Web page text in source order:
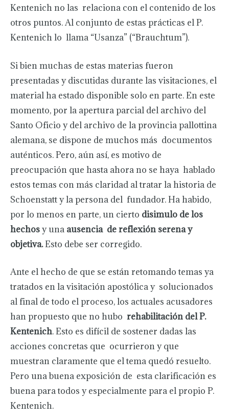
Kentenich no las relaciona con el contenido de los
otros puntos. Al conjunto de estas prácticas el P.
Kentenich lo llama “Usanza” (“Brauchtum”).
Si bien muchas de estas materias fueron
presentadas y discutidas durante las visitaciones, el
material ha estado disponible solo en parte. En este
momento, por la apertura parcial del archivo del
Santo Oficio y del archivo de la provincia pallottina
alemana, se dispone de muchos más documentos
auténticos. Pero, aún así, es motivo de
preocupación que hasta ahora no se haya hablado
estos temas con más claridad al tratar la historia de
Schoenstatt y la persona del fundador. Ha habido,
por lo menos en parte, un cierto disimulo de los
hechosy una ausencia de reflexión serena y
objetiva.Esto debe ser corregido.
Ante el hecho de que se están retomando temas ya
tratados en la visitación apostólica y solucionados
al final de todo el proceso, los actuales acusadores
han propuesto que no hubo rehabilitación del P.
Kentenich. Esto es difícil de sostener dadas las
acciones concretas que ocurrieron y que
muestran claramente que el tema quedó resuelto.
Pero una buena exposición de esta clarificación es
buena para todos y especialmente para el propio P.
Kentenich.